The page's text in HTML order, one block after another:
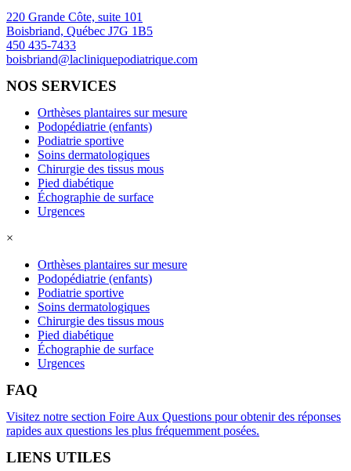
220 Grande Côte, suite 101
Boisbriand, Québec J7G 1B5
450 435-7433
boisbriand@lacliniquepodiatrique.com
NOS SERVICES
Orthèses plantaires sur mesure
Podopédiatrie (enfants)
Podiatrie sportive
Soins dermatologiques
Chirurgie des tissus mous
Pied diabétique
Échographie de surface
Urgences
×
Orthèses plantaires sur mesure
Podopédiatrie (enfants)
Podiatrie sportive
Soins dermatologiques
Chirurgie des tissus mous
Pied diabétique
Échographie de surface
Urgences
FAQ
Visitez notre section Foire Aux Questions pour obtenir des réponses
rapides aux questions les plus fréquemment posées.
LIENS UTILES